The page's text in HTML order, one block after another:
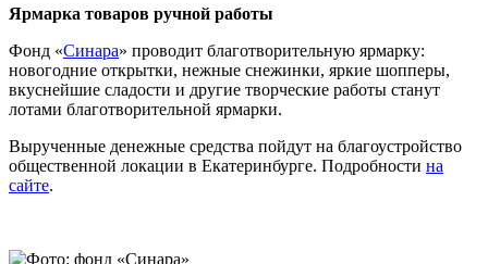
Ярмарка товаров ручной работы
Фонд «Синара» проводит благотворительную ярмарку:
новогодние открытки, нежные снежинки, яркие шопперы,
вкуснейшие сладости и другие творческие работы станут
лотами благотворительной ярмарки.
Вырученные денежные средства пойдут на благоустройство
общественной локации в Екатеринбурге. Подробности на
сайте.